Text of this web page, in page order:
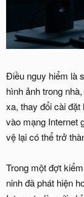
Điều nguy hiểm là
hình ảnh trong
xa, thay đổi cài
vào mạng Internet
vệ lại có thể trở
Trong một đợt
ninh đã phát hiện